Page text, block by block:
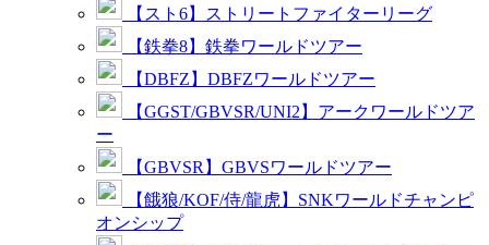
【スト6】ストリートファイターリーグ
【鉄拳8】鉄拳ワールドツアー
【DBFZ】DBFZワールドツアー
【GGST/GBVSR/UNI2】アークワールドツア
ー
【GBVSR】GBVSワールドツアー
【餓狼/KOF/侍/龍虎】SNKワールドチャンピ
オンシップ